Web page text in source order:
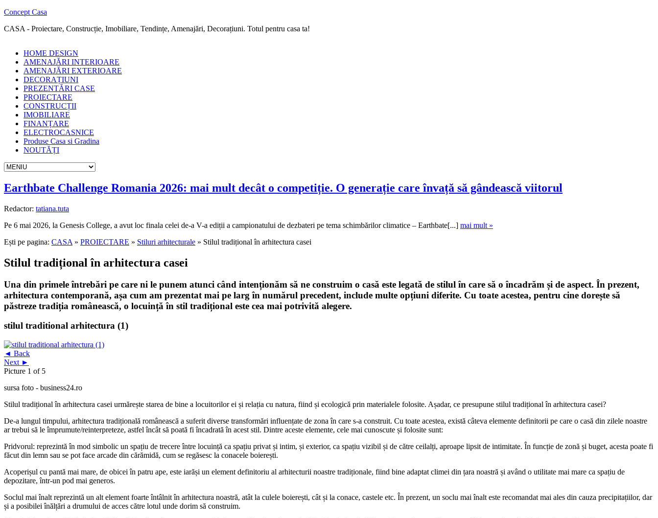
Concept Casa
CASA - Proiectare, Construcție, Imobiliare, Tendințe, Amenajări, Decorațiuni. Totul pentru casa ta!
HOME DESIGN
AMENAJĂRI INTERIOARE
AMENAJĂRI EXTERIOARE
DECORAȚIUNI
PREZENTĂRI CASE
PROIECTARE
CONSTRUCȚII
IMOBILIARE
FINANȚARE
ELECTROCASNICE
Produse Casa si Gradina
NOUTĂȚI
Earthbate Challenge Romania 2026: mai mult decât o competiție. O generație care învață să gândească viitorul
Redactor: tatiana.tuta
Pe 6 mai 2026, la Genesis College, a avut loc finala celei de-a V-a ediții a campionatului de dezbateri pe tema schimbărilor climatice – Earthbate[...] mai mult »
Ești pe pagina: CASA » PROIECTARE » Stiluri arhitecturale » Stilul tradițional în arhitectura casei
Stilul tradițional în arhitectura casei
Una din primele întrebări pe care ni le punem atunci când intenționăm să ne construim o casă este legată de stilul în care să o încadrăm și de aspect. În prezent,
arhitectura contemporană, așa cum am prezentat mai pe larg în numărul precedent, include multe opțiuni diferite. Cu toate acestea, pentru cine dorește să
păstreze tradiția românească, o locuință în stil tradițional este cea mai potrivită alegere.
stilul traditional arhitectura (1)
◄ Back
Next ►
Picture 1 of 5
sursa foto - business24.ro
Stilul tradițional în arhitectura casei urmărește starea de bine a locuitorilor ei și relația cu natura, fiind și ecologică prin materialele folosite. Așadar, ce presupune stilul tradițional în arhitectura casei?
De-a lungul timpului, arhitectura tradițională românească a suferit diverse transformări influențate de zona în care s-a construit. Cu toate acestea, există câteva elemente definitorii pe care o casă din zilele noastre
ar trebui să le împrumute/reinterpreteze, astfel încât să poată fi încadrată în acest stil. Dintre aceste elemente, cele mai cunoscute și folosite sunt:
Pridvorul: reprezintă în mod simbolic un spațiu de trecere între locuință ca spațiu privat și intim, și exterior, ca spațiu vizibil și de către ceilalți, aproape lipsit de intimitate. În funcție de zonă și buget, acesta poate fi
făcut din lemn sau se pot face arcade din cărămidă, cum se regăsesc la conacele boierești.
Acoperișul cu pantă mai mare, de obicei în patru ape, este iarăși un element definitoriu al arhitecturii noastre tradiționale, fiind bine adaptat climei din țara noastră și având o utilitate mai mare ca spațiu de
depozitare, într-un pod mai generos.
Soclul mai înalt reprezintă un alt element foarte întâlnit în arhitectura noastră, atât la culele boierești, cât și la conace, castele etc. În prezent, un soclu mai înalt este recomandat mai ales din cauza precipitațiilor, dar
și a posibilei înălțări a drumului de acces către lotul unde dorim să construim.